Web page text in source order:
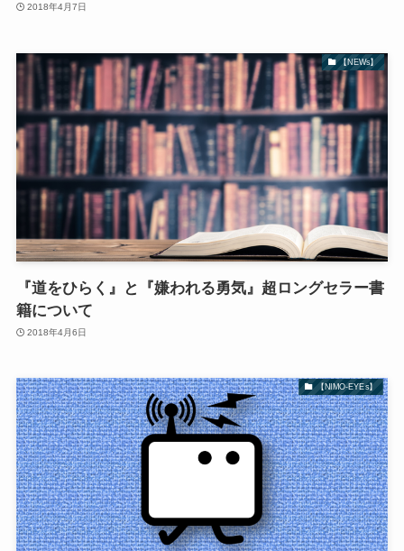
2018年4月7日
【NEWs】
『道をひらく』と『嫌われる勇気』超ロングセラー書
籍について
2018年4月6日
【NIMO-EYEs】